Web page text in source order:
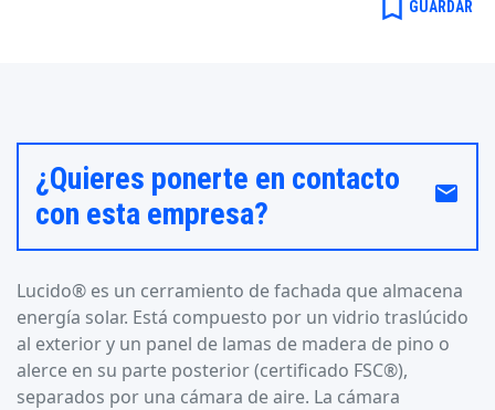
bookmark_border GUARDAR
¿Quieres ponerte en contacto
con esta empresa?
email
Lucido® es un cerramiento de fachada que almacena
energía solar. Está compuesto por un vidrio traslúcido
al exterior y un panel de lamas de madera de pino o
alerce en su parte posterior (certificado FSC®),
separados por una cámara de aire. La cámara